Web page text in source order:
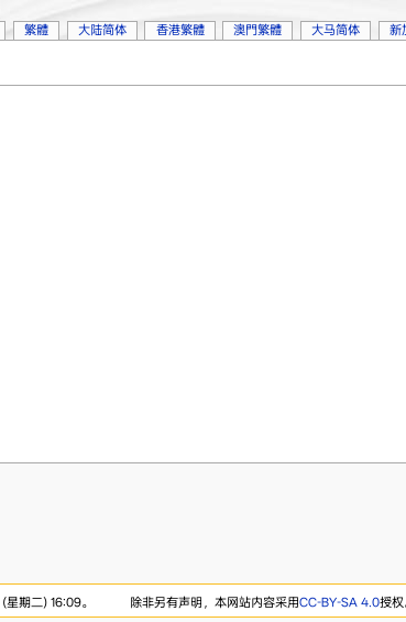
繁體 大陆简体 香港繁體 澳門繁體 大马简体 新
期二) 16:09。 除非另有声明，本网站内容采用CC-BY-SA 4.0授权